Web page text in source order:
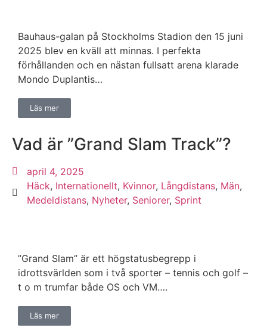
Bauhaus-galan på Stockholms Stadion den 15 juni
2025 blev en kväll att minnas. I perfekta
förhållanden och en nästan fullsatt arena klarade
Mondo Duplantis…
Läs mer
Vad är ”Grand Slam Track”?
april 4, 2025
Häck, Internationellt, Kvinnor, Långdistans, Män,
Medeldistans, Nyheter, Seniorer, Sprint
”Grand Slam” är ett högstatusbegrepp i
idrottsvärlden som i två sporter – tennis och golf –
t o m trumfar både OS och VM….
Läs mer